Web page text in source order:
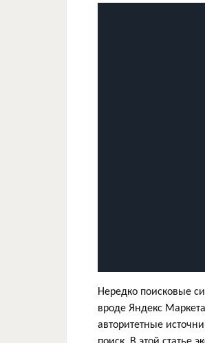
Нередко поисковые
вроде Яндекс
авторитетные
поиск. В этой статье